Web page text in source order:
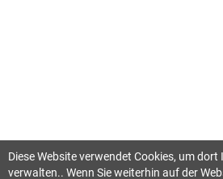
Diese Website verwendet Cookies, um
verwalten.. Wenn Sie weiterhin auf der